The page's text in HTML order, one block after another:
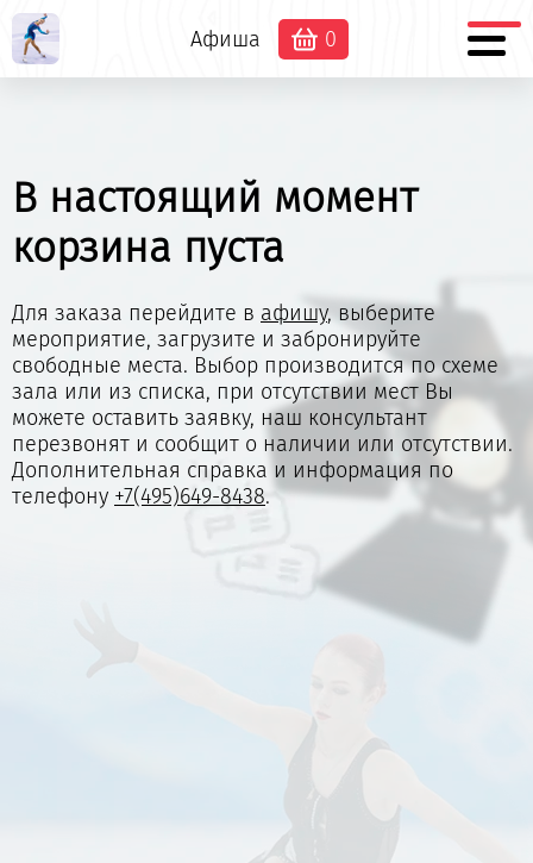
Афиша 0
В настоящий момент
корзина пуста
Для заказа перейдите в афишу, выберите
мероприятие, загрузите и забронируйте
свободные места. Выбор производится по схеме
зала или из списка, при отсутствии мест Вы
можете оставить заявку, наш консультант
перезвонят и сообщит о наличии или отсутствии.
Дополнительная справка и информация по
телефону +7(495)649-8438.